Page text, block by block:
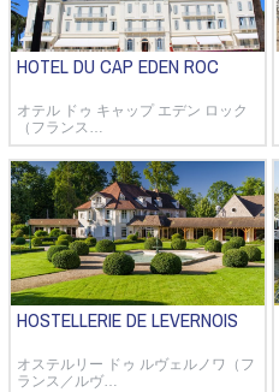
HOTEL DU CAP EDEN ROC
オテル ドゥ キャップ エデン ロック
（フランス…
HOSTELLERIE DE LEVERNOIS
オステルリー ドゥ ルヴェルノワ（フ
ランス／ルヴ…